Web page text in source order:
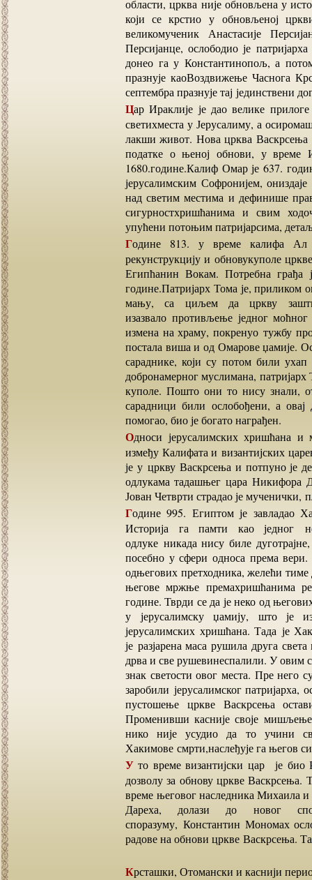
области, црква није обновљена у
који се крстио у обновљеној
великомученик Анастасије
Персијанце, ослободио је
донео га у Константинопољ, а
празнује каоВоздвижење Часнога
септембра празнује тај јединствени
Цар Ираклије је дао велике прилоге заобнову и украшавање цркве Васкрсења и других
светихместа у Јерусалиму, а
лакши живот. Нова црква Васкрсења
податке о њеној обнови, у време
1680.године.Калиф Омар је 637.
јерусалимским Софронијем,
над светим местима и дефинише
сигурностхришћанима и свим
упућени потоњим патријарсима,
Године 813. у време калифа Ал Мамоуна, патријарх јерусалимски Тома почиње
рекунструкцију и обновукуполе
Египћанин Вокам. Потребна
године.Патријарх Тома је, приликом
мању, са циљем да цркву
изазвало противљење једног
измена на храму, покренуо тужбу
постала виша и од Омарове џамије.
сараднике, који су потом били
добронамерног муслимана, патријарх
куполе. Пошто они то нису знали,
сарадници били ослобођени, а
помогао, био је богато награђен.
Односи јерусалимских хришћана и муслиманске властизависили су највише од односа
између Калифата и византијских
је у цркву Васкрсења и потпуно је
одлукама тадашњег цара Никифора
Јован Четврти страдао је мученички,
Године 995. Египтом је завладао Хаким Ибн Амрилах, чија је мајка била хришћанка.
Историја га памти као једног
одлуке никада нису биле
посебно у сфери односа према
одњегових претходника, желећи тиме
његове мржње премахришћанима
године. Тврди се да је неко од
у јерусалимску џамију, што је
јерусалимских хришћана. Тада је
је разјарена маса рушила друга
дрва и све рушевинеспалили. У овим
знак светости овог места. Пре него
заробили јерусалимског
пустошење цркве Васкрсења
Променивши касније своје
нико није усудио да то учини
Хакимове смрти,наслеђује га његов
У то време византијски цар је био Роман Трећи. Он ће, у договору са Дарехом, добити
дозволу за обнову цркве
време његовог наследника Михаила
Дареха, долази до новог
споразуму, Константин Мономах
радове на обнови цркве Васкрсења.
Крсташки, Отомански и каснији